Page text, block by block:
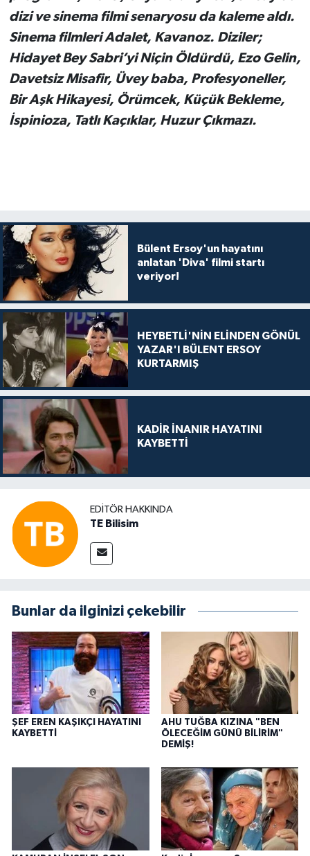
dizi ve sinema filmi senaryosu da kaleme aldı.
Sinema filmleri Adalet, Kavanoz. Diziler;
Hidayet Bey Sabri’yi Niçin Öldürdü, Ezo Gelin,
Davetsiz Misafir, Üvey baba, Profesyoneller,
Bir Aşk Hikayesi, Örümcek, Küçük Bekleme,
İspinioza, Tatlı Kaçıklar, Huzur Çıkmazı.
Bülent Ersoy'un hayatını
anlatan 'Diva' filmi startı
veriyor!
HEYBETLİ'NİN ELİNDEN GÖNÜL
YAZAR'I BÜLENT ERSOY
KURTARMIŞ
KADİR İNANIR HAYATINI
KAYBETTİ
EDITÖR HAKKINDA
TE Bilisim
Bunlar da ilginizi çekebilir
ŞEF EREN KAŞIKÇI HAYATINI
KAYBETTİ
AHU TUĞBA KIZINA "BEN
ÖLECEĞİM GÜNÜ BİLİRİM"
DEMİŞ!